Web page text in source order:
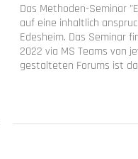
Das Methoden-Seminar
auf eine inhaltlich
Edesheim. Das Seminar
2022 via MS Teams von
gestalteten Forums ist